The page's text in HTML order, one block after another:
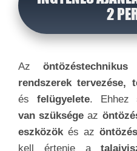
2
Az öntözéstechnikus
rendszerek tervezése,
és felügyelete. Ehhez
van szüksége az
eszközök és az
kell értenie a